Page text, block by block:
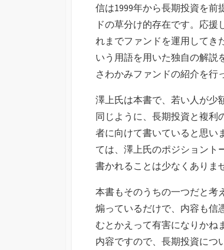
信は1999年から長期投資を
ドの草分け的存在です。応
れまでファンドを運用してき
いう用語を用いた独自の解説
さわかみファンドの紹介を行
澤上氏は本書で、若い人が少
同じように、長期投資と複利
者に向けて書いていると思い
ては、澤上氏のポジショント
書かれることは少なくありま
本書もそのうちの一つだと考
煽っているだけで、内容も信
むとかえって有害になりかね
内容ですので、長期投資につ